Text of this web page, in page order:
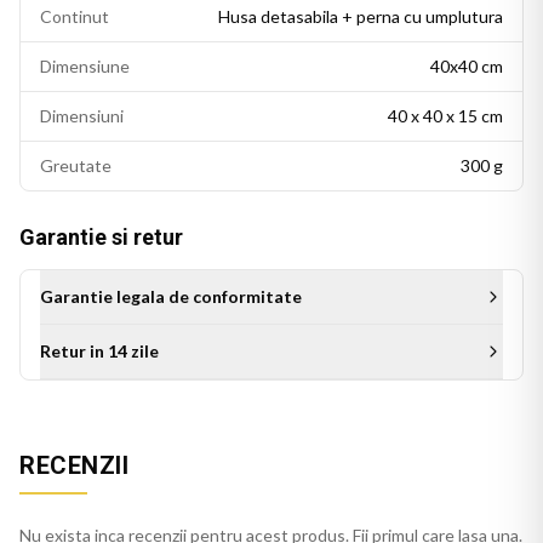
Este potrivita si ca idee de cadou pentru persoanele cu un
Continut Husa detasabila + perna cu umplutura
Dimensiune 40x40 cm
Dimensiuni 40 x 40 x 15 cm
Greutate 300 g
Garantie si retur
Garantie legala de conformitate
Retur in 14 zile
RECENZII
Nu exista inca recenzii pentru acest produs. Fii primul care lasa una.